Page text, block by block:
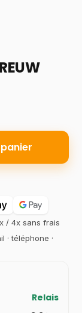
/ 4x sans frais
· téléphone ·
Relais